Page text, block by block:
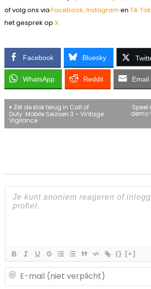
of volg ons via Facebook, Instagram en Tik Tok
het gesprek op X.
Facebook Bluesky
WhatsApp Reddit Email
Bericht
navigatie
Zet de klok terug in Call of
Duty: Mobile Seizoen 3 – Vintage
Vigilance
Speel
demo
{} [+]